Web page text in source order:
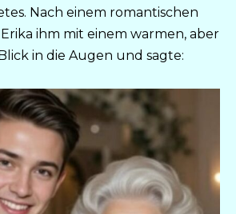
Nach einem romantischen
ihm mit einem warmen, aber
in die Augen und sagte: